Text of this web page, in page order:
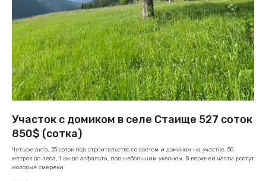
Участок с домиком в селе Стаище 527 соток
850$ (сотка)
Четыре акта, 25 соток под строительство со светом и домиком на участке. 50
метров до леса, 1 км до асфальта, под небольшим уклоном. В верхней части ростут
молодые смереки